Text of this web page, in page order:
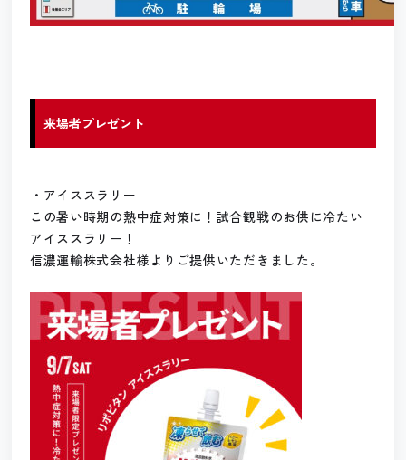
来場者プレゼント
・アイススラリー
この暑い時期の熱中症対策に！試合観戦のお供に冷たい
アイススラリー！
信濃運輸株式会社様よりご提供いただきました。